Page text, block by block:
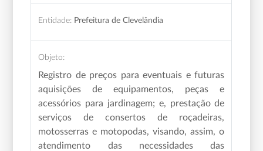
Entidade: Prefeitura de Clevelândia
Objeto:
Registro de preços para eventuais e futuras
aquisições de equipamentos, peças e
acessórios para jardinagem; e, prestação de
serviços de consertos de roçadeiras,
motosserras e motopodas,visando, assim, o
atendimento das necessidades das